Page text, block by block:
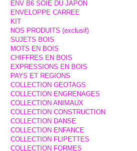
ENV B6 SOIE DU JAPON
ENVELOPPE CARREE
KIT
NOS PRODUITS (exclusif)
SUJETS BOIS
MOTS EN BOIS
CHIFFRES EN BOIS
EXPRESSIONS EN BOIS
PAYS ET REGIONS
COLLECTION GEOTAGS
COLLECTION ENGRENAGES
COLLECTION ANIMAUX
COLLECTION CONSTRUCTION
COLLECTION DANSE
COLLECTION ENFANCE
COLLECTION FLIPETTES
COLLECTION FORMES